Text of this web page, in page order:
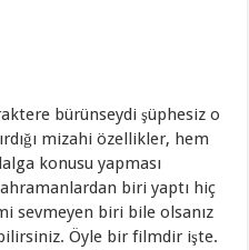
bürünseydi şüphesiz o
mizahi özellikler, hem
konusu yapması
biri yaptı hiç
sevmeyen biri bile olsanız
Öyle bir filmdir işte.